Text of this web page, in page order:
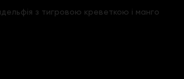
з тигровою креветкою і манго